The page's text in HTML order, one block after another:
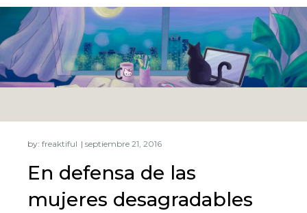
by: freaktiful
En defensa de las
mujeres desagradables